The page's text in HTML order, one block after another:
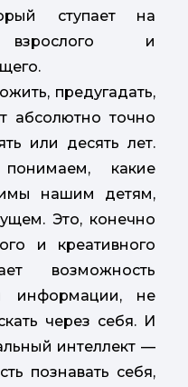
ступает на
и
предугадать,
абсолютно точно
или десять лет.
какие
нашим детям,
Это, конечно
и креативного
возможность
информации, не
через себя. И
интеллект —
познавать себя,